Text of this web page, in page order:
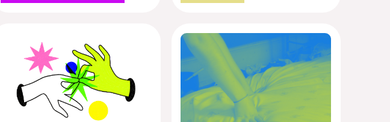
dictadura